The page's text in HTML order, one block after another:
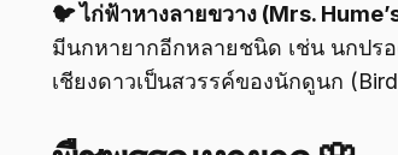
🐦 ไก่ฟ้าหางลายขวาง (Mrs.
มีนกหายากอีกหลายชนิด เช่น นกปร
เชียงดาวเป็นสวรรค์ของนักดูนก